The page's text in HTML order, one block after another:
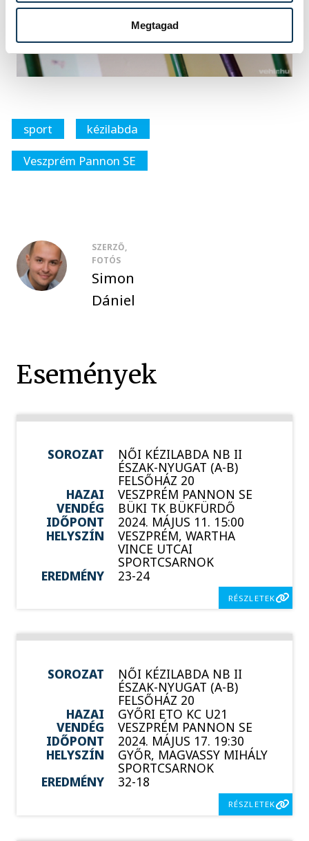
Megtagad
sport
kézilabda
Veszprém Pannon SE
SZERZŐ,
FOTÓS
Simon
Dániel
Események
SOROZAT NŐI KÉZILABDA NB II
ÉSZAK-NYUGAT (A-B)
FELSŐHÁZ 20
HAZAI
VESZPRÉM PANNON SE
VENDÉG
BÜKI TK BÜKFÜRDŐ
IDŐPONT
2024. MÁJUS 11. 15:00
HELYSZÍN
VESZPRÉM, WARTHA
VINCE UTCAI
SPORTCSARNOK
EREDMÉNY
23-24
RÉSZLETEK
SOROZAT NŐI KÉZILABDA NB II
ÉSZAK-NYUGAT (A-B)
FELSŐHÁZ 20
HAZAI
GYŐRI ETO KC U21
VENDÉG
VESZPRÉM PANNON SE
IDŐPONT
2024. MÁJUS 17. 19:30
HELYSZÍN
GYŐR, MAGVASSY MIHÁLY
SPORTCSARNOK
EREDMÉNY
32-18
RÉSZLETEK